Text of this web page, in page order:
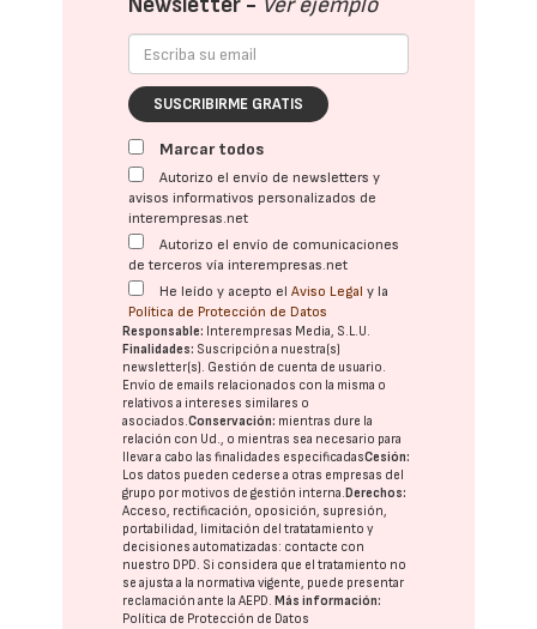
Newsletter - Ver ejemplo
SUSCRIBIRME GRATIS
Marcar todos
Autorizo el envío de newsletters y
avisos informativos personalizados de
interempresas.net
Autorizo el envío de comunicaciones
de terceros vía interempresas.net
He leído y acepto elAviso Legal y la
Política de Protección de Datos
Responsable: Interempresas Media, S.L.U.
Finalidades: Suscripción a nuestra(s)
newsletter(s). Gestión de cuenta de usuario.
Envío de emails relacionados con la misma o
relativos a intereses similares o
asociados.Conservación: mientras dure la
relación con Ud., o mientras sea necesario para
llevar a cabo las finalidades especificadasCesión:
Los datos pueden cederse a otras empresas del
grupo por motivos de gestión interna. Derechos:
Acceso, rectificación, oposición, supresión,
portabilidad, limitación del tratatamiento y
decisiones automatizadas: contacte con
nuestro DPD. Si considera que el tratamiento no
se ajusta a la normativa vigente, puede presentar
reclamación ante laAEPD. Más información:
Política de Protección de Datos